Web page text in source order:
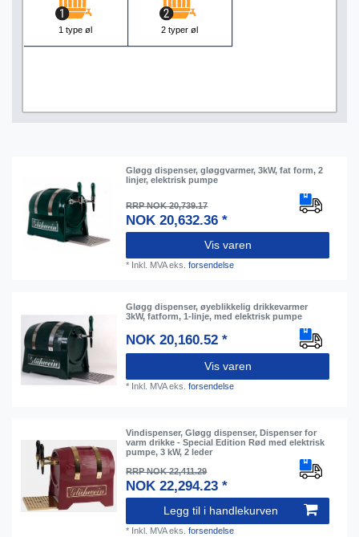
1 type øl 2 typer øl
Gløgg dispenser, gløggvarmer, 3kW, fat form, 2
linjer, elektrisk pumpe
RRP NOK 20,739.17
NOK 20,632.36 *
Vis varen
* Inkl. MVAeks.forsendelse
Gløgg dispenser, øyeblikkelig drikkevarmer
3kW, fatform, 1-linje, med elektrisk pumpe
NOK 20,160.52 *
Vis varen
* Inkl. MVAeks.forsendelse
Vindispenser, Gløgg dispenser, Dispenser for
varm drikke - Special Edition Rød med elektrisk
pumpe, 3 kW, 2 leder
RRP NOK 22,411.29
NOK 22,294.23 *
Legg til i handlekurven
* Inkl. MVAeks.forsendelse